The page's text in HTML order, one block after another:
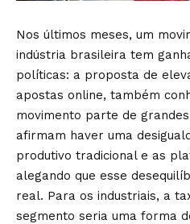
Nos últimos meses, um
indústria brasileira tem
políticas: a proposta de
apostas online, também
movimento parte de
afirmam haver uma
produtivo tradicional e as
alegando que esse
real. Para os industriais, a
segmento seria uma forma